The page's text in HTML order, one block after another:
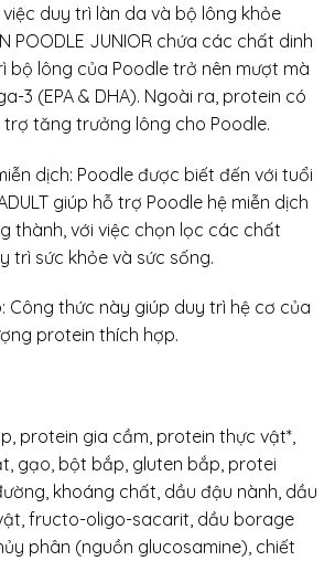
duy trì làn da và bộ lông khỏe
POODLE JUNIOR chứa các chất dinh
bộ lông của Poodle trở nên mượt mà
3 (EPA & DHA). Ngoài ra, protein có
tăng trưởng lông cho Poodle.
dịch: Poodle được biết đến với tuổi
giúp hỗ trợ Poodle hệ miễn dịch
thành, với việc chọn lọc các chất
trì sức khỏe và sức sống.
Công thức này giúp duy trì hệ cơ của
protein thích hợp.
protein gia cầm, protein thực vật*,
gạo, bột bắp, gluten bắp, protei
khoáng chất, dầu đậu nành, dầu
fructo-oligo-sacarit, dầu borage
phân (nguồn glucosamine), chiết